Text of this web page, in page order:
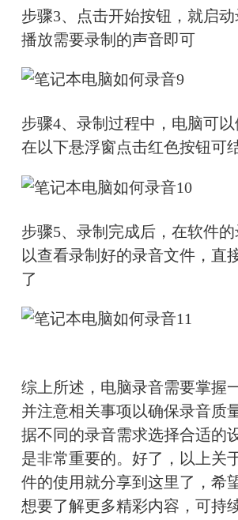
步骤3、点击开始按钮，就启动
播放需要录制的声音即可
步骤4、录制过程中，电脑可以
在以下悬浮窗点击红色按钮可
步骤5、录制完成后，在软件
以查看录制好的录音文件，直
了
综上所述，电脑录音需要掌握
并注意相关事项以确保录音质
据不同的录音需求选择合适的
是非常重要的。好了，以上关
件的使用就分享到这里了，希
想要了解更多精彩内容，可持